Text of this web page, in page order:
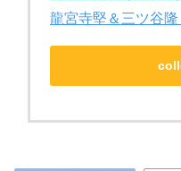
龍宮寺堅＆三ツ谷隆